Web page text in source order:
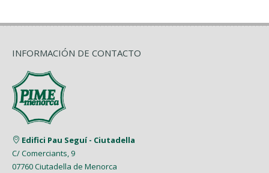
INFORMACIÓN DE CONTACTO
Edifici Pau Seguí - Ciutadella
C/ Comerciants, 9
07760 Ciutadella de Menorca